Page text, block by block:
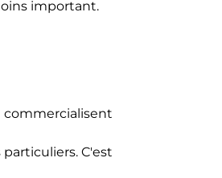
important.
C'est